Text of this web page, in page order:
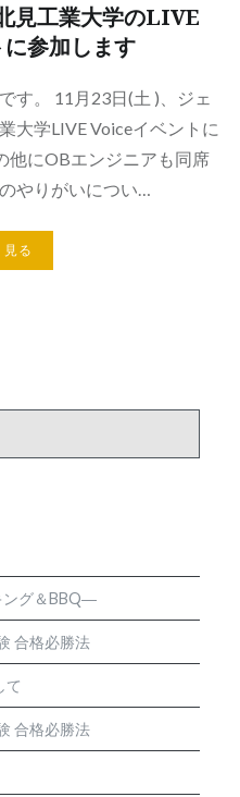
見工業大学のLIVE
参加します
す。 11月23日(土 )、ジェ
大学LIVE Voiceイベントに
他にOBエンジニアも同席
やりがいについ…
見る
グ＆BBQ―
合格必勝法
て
合格必勝法